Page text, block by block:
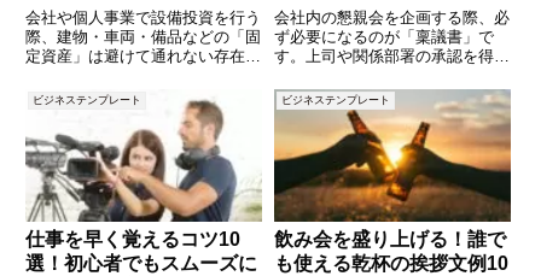
償却の基本
会社や個人事業で設備投資を行う
際、建物・車両・備品などの「固
定資産」は避けて通れない存在で
ぐに費用化されるのではなく、減
価償却によって複数年に分けて費
用計上されます。本記事では、固
定資産の購入から仕訳処理、減価
会社内の懇親会を企画する際、必
ず必要になるのが「稟議書」で
す。上司や関係部署の承認を得る
どを明確に記載した稟議書を提出
しなければなりません。この記事
では、懇親会における稟議書の基
本構成から、実際に使える例文、
ビジネステンプレート
仕事を早く覚えるコツ10
選！初心者でもスムーズに
ビジネステンプレート
飲み会を盛り上げる！誰で
も使える乾杯の挨拶文例10